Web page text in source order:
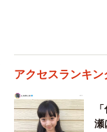
アクセスランキン
瀬